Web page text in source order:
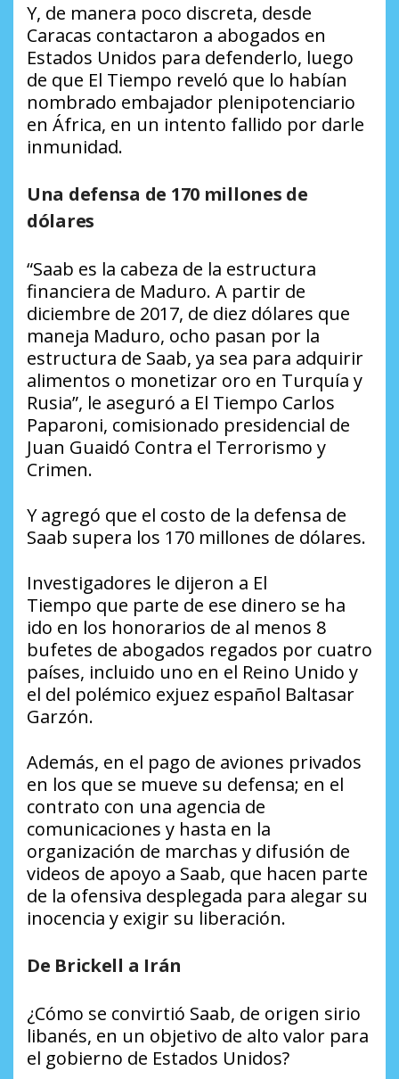
Y, de manera poco discreta, desde
Caracas contactaron a abogados en
Estados Unidos para defenderlo, luego
de que El Tiempo reveló que lo habían
nombrado embajador plenipotenciario
en África, en un intento fallido por darle
inmunidad.
Una defensa de 170 millones de
dólares
“Saab es la cabeza de la estructura
financiera de Maduro. A partir de
diciembre de 2017, de diez dólares que
maneja Maduro, ocho pasan por la
estructura de Saab, ya sea para adquirir
alimentos o monetizar oro en Turquía y
Rusia”, le aseguró a El Tiempo Carlos
Paparoni, comisionado presidencial de
Juan Guaidó Contra el Terrorismo y
Crimen.
Y agregó que el costo de la defensa de
Saab supera los 170 millones de dólares.
Investigadores le dijeron a El
Tiempo que parte de ese dinero se ha
ido en los honorarios de al menos 8
bufetes de abogados regados por cuatro
países, incluido uno en el Reino Unido y
el del polémico exjuez español Baltasar
Garzón.
Además, en el pago de aviones privados
en los que se mueve su defensa; en el
contrato con una agencia de
comunicaciones y hasta en la
organización de marchas y difusión de
videos de apoyo a Saab, que hacen parte
de la ofensiva desplegada para alegar su
inocencia y exigir su liberación.
De Brickell a Irán
¿Cómo se convirtió Saab, de origen sirio
libanés, en un objetivo de alto valor para
el gobierno de Estados Unidos?